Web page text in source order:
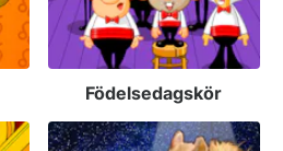
Födelsedagskör